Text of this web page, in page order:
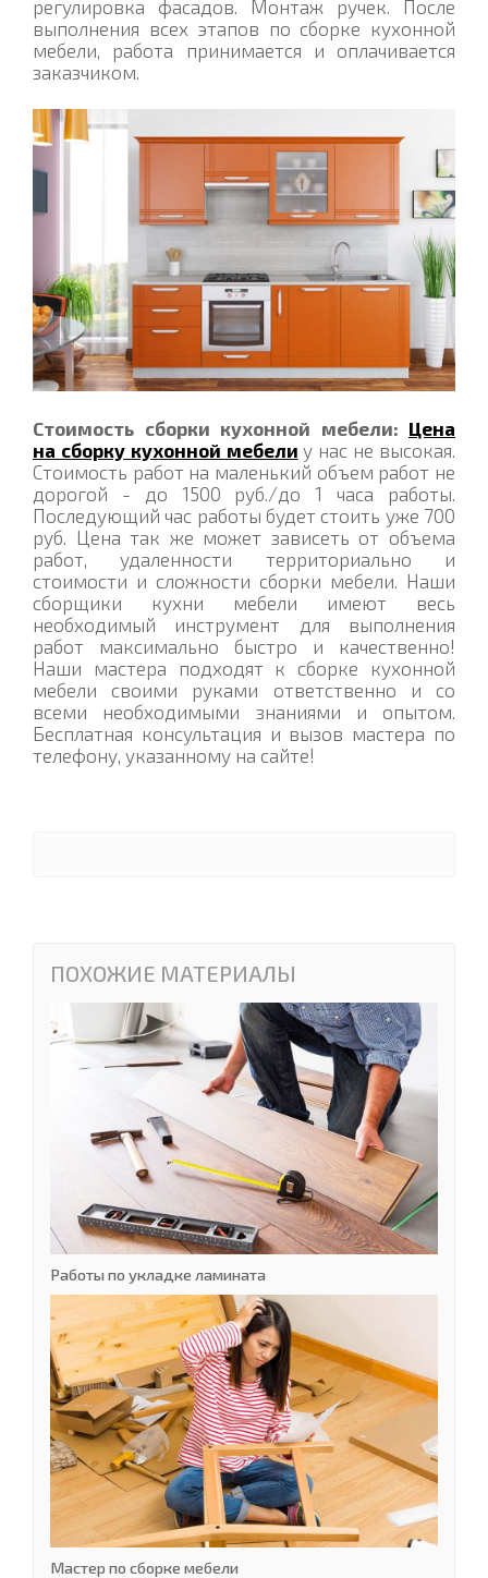
регулировка фасадов. Монтаж ручек. После
выполнения всех этапов по сборке кухонной
мебели, работа принимается и оплачивается
заказчиком.
Стоимость сборки кухонной мебели: Цена
на сборку кухонной мебели у нас не высокая.
Стоимость работ на маленький объем работ не
дорогой - до 1500 руб./до 1 часа работы.
Последующий час работы будет стоить уже 700
руб. Цена так же может зависеть от объема
работ, удаленности территориально и
стоимости и сложности сборки мебели. Наши
сборщики кухни мебели имеют весь
необходимый инструмент для выполнения
работ максимально быстро и качественно!
Наши мастера подходят к сборке кухонной
мебели своими руками ответственно и со
всеми необходимыми знаниями и опытом.
Бесплатная консультация и вызов мастера по
телефону, указанному на сайте!
ПОХОЖИЕ МАТЕРИАЛЫ
Работы по укладке ламината
Мастер по сборке мебели